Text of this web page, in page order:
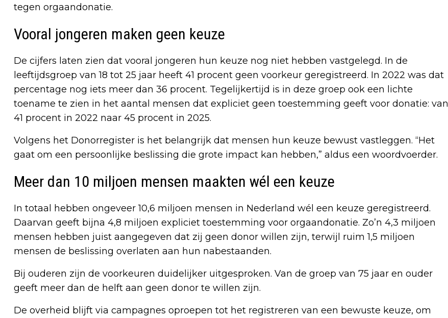
tegen orgaandonatie.
Vooral jongeren maken geen keuze
De cijfers laten zien dat vooral jongeren hun keuze nog niet hebben vastgelegd. In de
leeftijdsgroep van 18 tot 25 jaar heeft 41 procent geen voorkeur geregistreerd. In 2022 was dat
percentage nog iets meer dan 36 procent. Tegelijkertijd is in deze groep ook een lichte
toename te zien in het aantal mensen dat expliciet geen toestemming geeft voor donatie: van
41 procent in 2022 naar 45 procent in 2025.
Volgens het Donorregister is het belangrijk dat mensen hun keuze bewust vastleggen. “Het
gaat om een persoonlijke beslissing die grote impact kan hebben,” aldus een woordvoerder.
Meer dan 10 miljoen mensen maakten wél een keuze
In totaal hebben ongeveer 10,6 miljoen mensen in Nederland wél een keuze geregistreerd.
Daarvan geeft bijna 4,8 miljoen expliciet toestemming voor orgaandonatie. Zo’n 4,3 miljoen
mensen hebben juist aangegeven dat zij geen donor willen zijn, terwijl ruim 1,5 miljoen
mensen de beslissing overlaten aan hun nabestaanden.
Bij ouderen zijn de voorkeuren duidelijker uitgesproken. Van de groep van 75 jaar en ouder
geeft meer dan de helft aan geen donor te willen zijn.
De overheid blijft via campagnes oproepen tot het registreren van een bewuste keuze, om